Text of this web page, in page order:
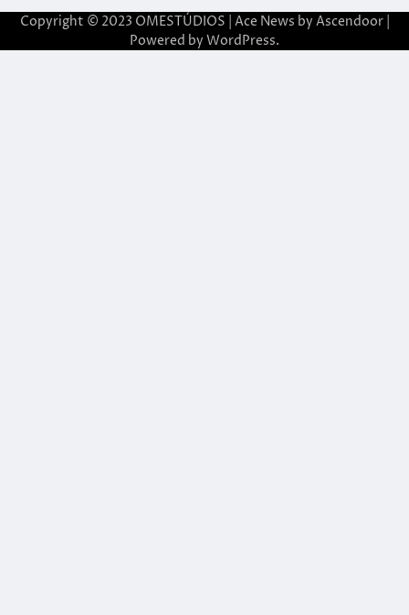
Copyright © 2023 OMESTÚDIOS | Ace News by Ascendoor|
Powered by WordPress.